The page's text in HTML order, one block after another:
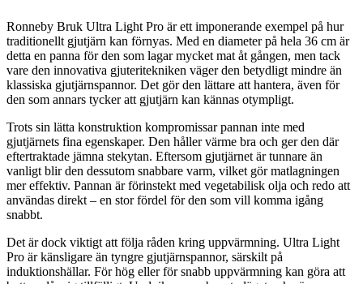
Ronneby Bruk Ultra Light Pro är ett imponerande exempel på hur
traditionellt gjutjärn kan förnyas. Med en diameter på hela 36 cm är
detta en panna för den som lagar mycket mat åt gången, men tack
vare den innovativa gjuteritekniken väger den betydligt mindre än
klassiska gjutjärnspannor. Det gör den lättare att hantera, även för
den som annars tycker att gjutjärn kan kännas otympligt.
Trots sin lätta konstruktion kompromissar pannan inte med
gjutjärnets fina egenskaper. Den håller värme bra och ger den där
eftertraktade jämna stekytan. Eftersom gjutjärnet är tunnare än
vanligt blir den dessutom snabbare varm, vilket gör matlagningen
mer effektiv. Pannan är förinstekt med vegetabilisk olja och redo att
användas direkt – en stor fördel för den som vill komma igång
snabbt.
Det är dock viktigt att följa råden kring uppvärmning. Ultra Light
Pro är känsligare än tyngre gjutjärnspannor, särskilt på
induktionshällar. För hög eller för snabb uppvärmning kan göra att